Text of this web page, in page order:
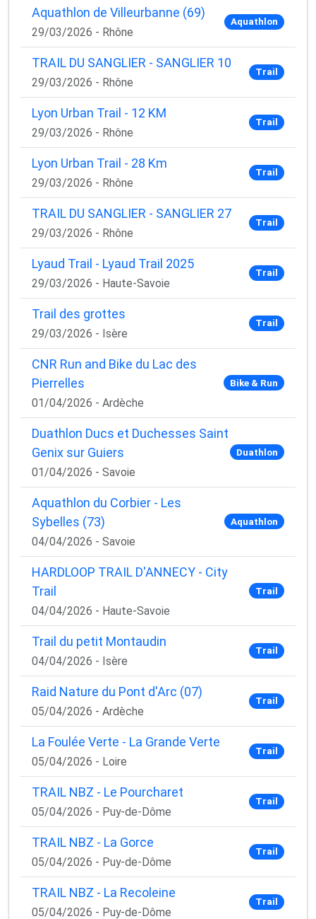
Aquathlon de Villeurbanne (69)
29/03/2026 - Rhône
Aquathlon
TRAIL DU SANGLIER - SANGLIER 10
29/03/2026 - Rhône
Trail
Lyon Urban Trail - 12 KM
29/03/2026 - Rhône
Trail
Lyon Urban Trail - 28 Km
29/03/2026 - Rhône
Trail
TRAIL DU SANGLIER - SANGLIER 27
29/03/2026 - Rhône
Trail
Lyaud Trail - Lyaud Trail 2025
29/03/2026 - Haute-Savoie
Trail
Trail des grottes
29/03/2026 - Isère
Trail
CNR Run and Bike du Lac des
Pierrelles
01/04/2026 - Ardèche
Bike & Run
Duathlon Ducs et Duchesses Saint
Genix sur Guiers
01/04/2026 - Savoie
Duathlon
Aquathlon du Corbier - Les
Sybelles (73)
04/04/2026 - Savoie
Aquathlon
HARDLOOP TRAIL D'ANNECY - City
Trail
04/04/2026 - Haute-Savoie
Trail
Trail du petit Montaudin
04/04/2026 - Isère
Trail
Raid Nature du Pont d'Arc (07)
05/04/2026 - Ardèche
Trail
La Foulée Verte - La Grande Verte
05/04/2026 - Loire
Trail
TRAIL NBZ - Le Pourcharet
05/04/2026 - Puy-de-Dôme
Trail
TRAIL NBZ - La Gorce
05/04/2026 - Puy-de-Dôme
Trail
TRAIL NBZ - La Recoleine
05/04/2026 - Puy-de-Dôme
Trail